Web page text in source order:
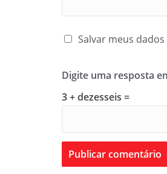
Salvar meus
Digite uma resposta
3 + dezesseis =